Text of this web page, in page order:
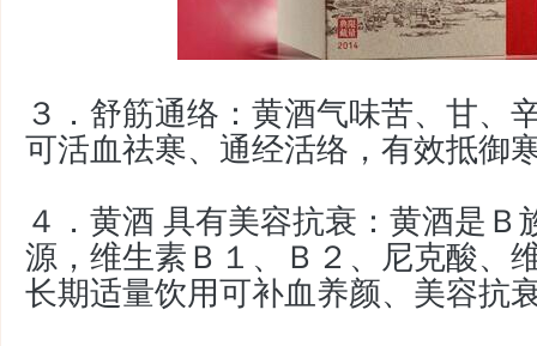
３．舒筋通络：黄酒气味苦、甘、
可活血祛寒、通经活络，有效抵御
４． 黄酒 具有美容抗衰：黄酒是Ｂ
源，维生素Ｂ１、Ｂ２、尼克酸、
长期适量饮用可补血养颜、美容抗